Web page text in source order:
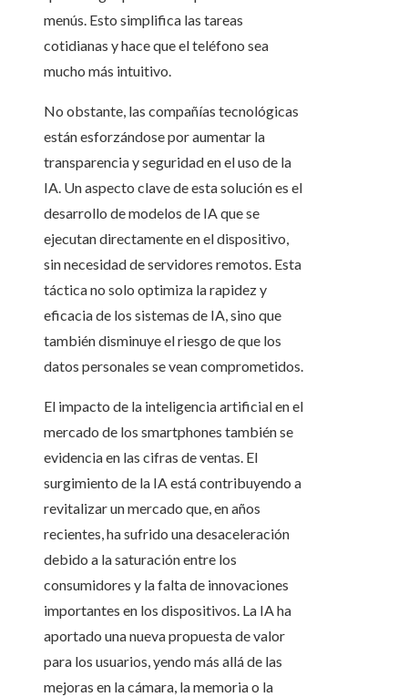
menús. Esto simplifica las tareas
cotidianas y hace que el teléfono sea
mucho más intuitivo.
No obstante, las compañías tecnológicas
están esforzándose por aumentar la
transparencia y seguridad en el uso de la
IA. Un aspecto clave de esta solución es el
desarrollo de modelos de IA que se
ejecutan directamente en el dispositivo,
sin necesidad de servidores remotos. Esta
táctica no solo optimiza la rapidez y
eficacia de los sistemas de IA, sino que
también disminuye el riesgo de que los
datos personales se vean comprometidos.
El impacto de la inteligencia artificial en el
mercado de los smartphones también se
evidencia en las cifras de ventas. El
surgimiento de la IA está contribuyendo a
revitalizar un mercado que, en años
recientes, ha sufrido una desaceleración
debido a la saturación entre los
consumidores y la falta de innovaciones
importantes en los dispositivos. La IA ha
aportado una nueva propuesta de valor
para los usuarios, yendo más allá de las
mejoras en la cámara, la memoria o la